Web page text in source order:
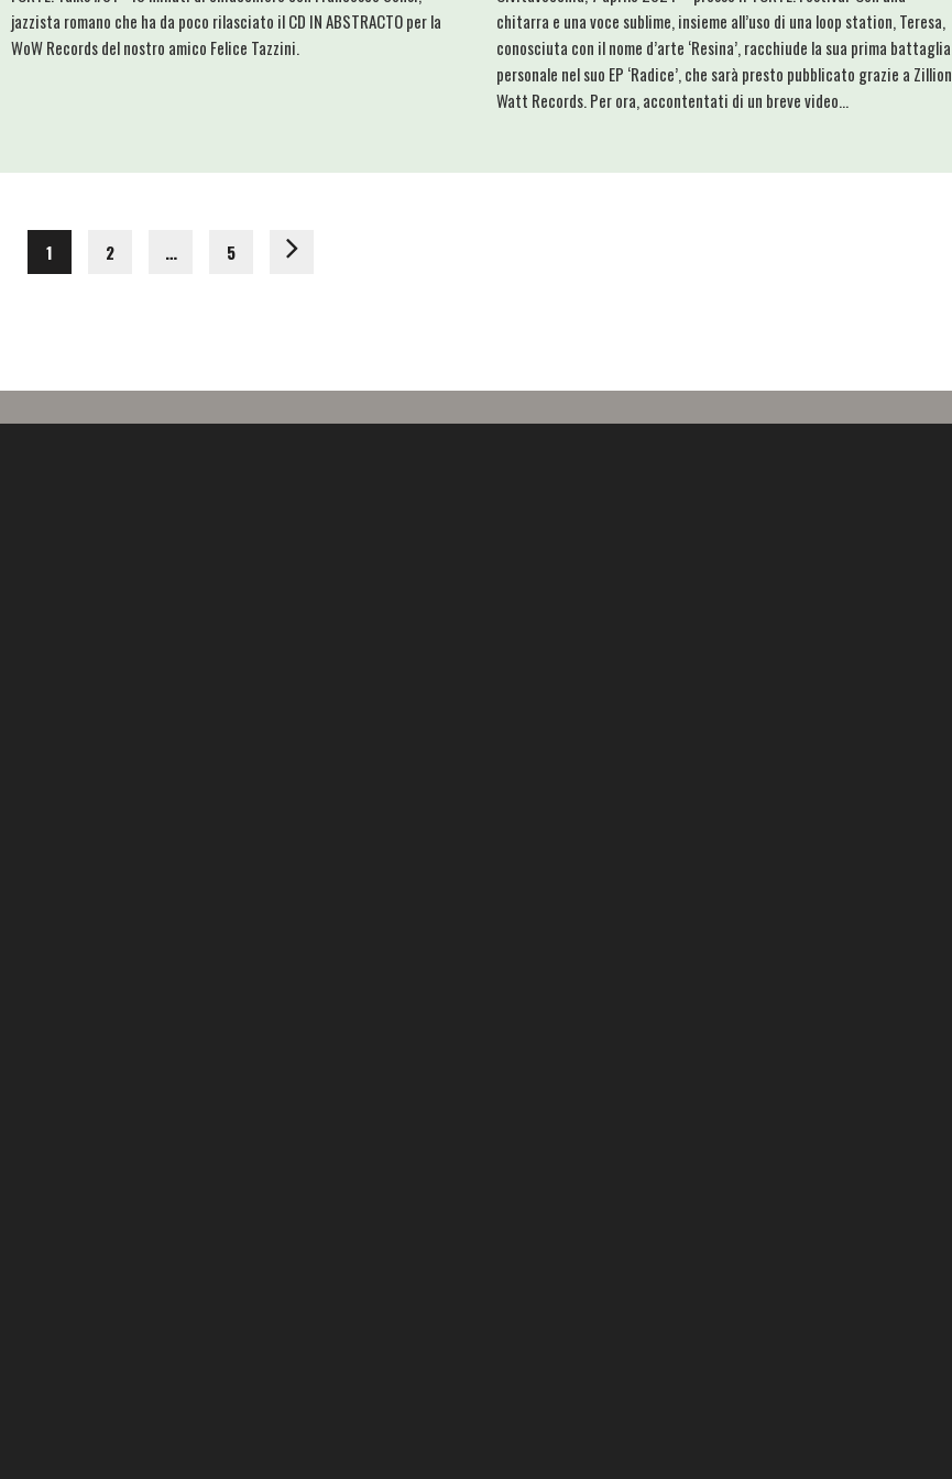
jazzista romano che ha da poco rilasciato il CD IN ABSTRACTO per la
WoW Records del nostro amico Felice Tazzini.
chitarra e una voce sublime, insieme all’uso di una loop station, Teresa,
conosciuta con il nome d’arte ‘Resina’, racchiude la sua prima battaglia
personale nel suo EP ‘Radice’, che sarà presto pubblicato grazie a Zillion
Watt Records. Per ora, accontentati di un breve video...
1 2 … 5